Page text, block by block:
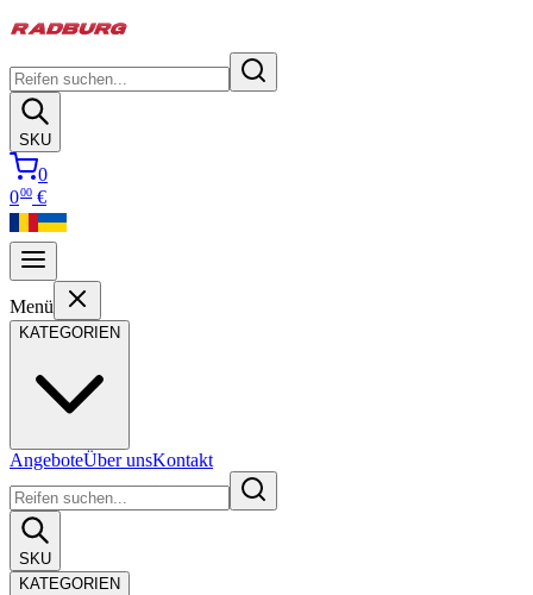
SKU
0
000 €
Menü
KATEGORIEN
AngeboteÜber unsKontakt
SKU
KATEGORIEN